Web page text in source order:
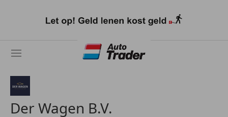
naar
Der Wagen B.V.